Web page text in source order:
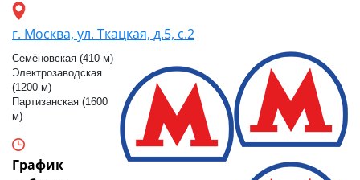
г. Москва, ул. Ткацкая, д.5, с.2
Семёновская (410 м)
Электрозаводская
(1200 м)
Партизанская (1600
м)
График